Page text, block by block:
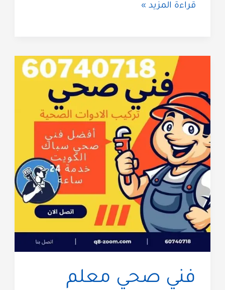
سباك
مقاول
60740718
رقم
سباك
شاطر
و
رخيص
قراءة المزيد »
فني صحي معلم